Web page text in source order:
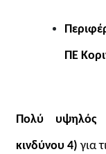
ΠΕ
Πολύ υψηλός
κινδύνου 4) για